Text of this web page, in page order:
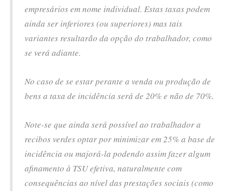
empresários em nome individual. Estas taxas podem
ainda ser inferiores (ou superiores) mas tais
variantes resultarão da opção do trabalhador, como
se verá adiante.
No caso de se estar perante a venda ou produção de
bens a taxa de incidência será de 20% e não de 70%.
Note-se que ainda será possível ao trabalhador a
recibos verdes optar por minimizar em 25% a base de
incidência ou majorá-la podendo assim fazer algum
afinamento à TSU efetiva, naturalmente com
consequências ao nível das prestações sociais (como